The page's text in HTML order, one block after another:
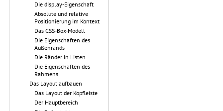
Die display-Eigenschaft
Absolute und relative
Positionierung im Kontext
Das CSS-Box-Modell
Die Eigenschaften des
Außenrands
Die Ränder in Listen
Die Eigenschaften des
Rahmens
Das Layout aufbauen
Das Layout der Kopfleiste
Der Hauptbereich